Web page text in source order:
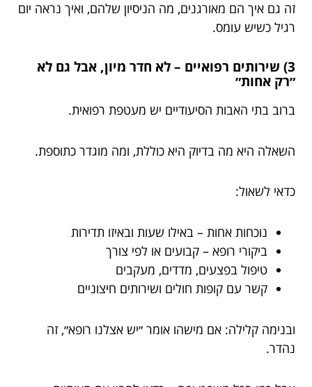
זה גם איך הם מאורגנים, מה הניסיון שלהם, ואיך נראה יום
רגיל כשיש עומס.
3) שירותים רפואיים – לא חדר מיון, אבל גם לא
״רק אחות״
ברוב בתי האבות הסיעודיים יש מעטפת רפואית.
השאלה היא מה בדיוק היא כוללת, ומה מוגדר כתוספת.
כדאי לשאול:
נוכחות אחות – באילו שעות ובאיזו תדירות
ביקורי רופא – קבועים או לפי צורך
טיפול בפצעים, מדדים, מעקבים
קשר עם קופות חולים ושירותים חיצוניים
ובנימה קלילה: אם מישהו אומר ״יש אצלנו רופא״, זה
נהדר.